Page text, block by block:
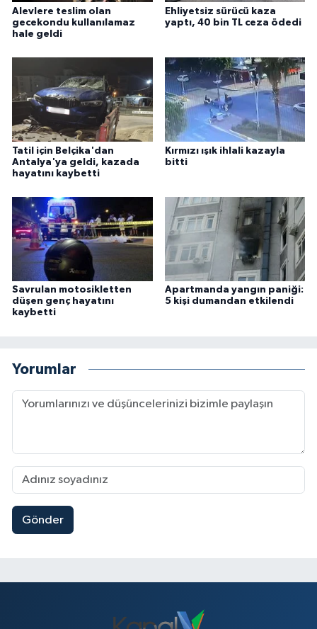
Alevlere teslim olan
gecekondu kullanılamaz
hale geldi
Ehliyetsiz sürücü kaza
yaptı, 40 bin TL ceza ödedi
Tatil için Belçika'dan
Antalya'ya geldi, kazada
hayatını kaybetti
Kırmızı ışık ihlali kazayla
bitti
Savrulan motosikletten
düşen genç hayatını
kaybetti
Apartmanda yangın paniği:
5 kişi dumandan etkilendi
Yorumlar
Gönder